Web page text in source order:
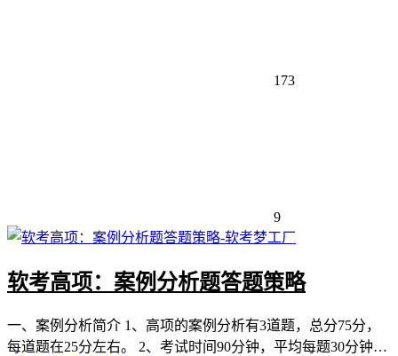
173
9
软考高项：案例分析题答题策略
一、案例分析简介 1、高项的案例分析有3道题，总分75分，
每道题在25分左右。 2、考试时间90分钟，平均每题30分钟时